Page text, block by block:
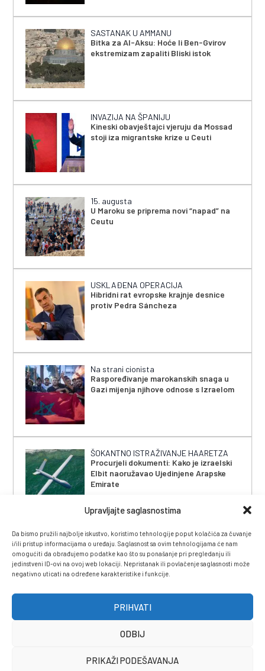
Upravljajte saglasnostima
Da bismo pružili najbolje iskustvo, koristimo tehnologije poput kolačića za čuvanje
i/ili pristup informacijama o uređaju. Saglasnost sa ovim tehnologijama će nam
omogućiti da obrađujemo podatke kao što su ponašanje pri pregledanju ili
jedinstveni ID-ovi na ovoj web lokaciji. Nepristanak ili povlačenje saglasnosti može
negativno uticati na određene karakteristike i funkcije.
PRIHVATI
ODBIJ
PRIKAŽI PODEŠAVANJA
SASTANAK U AMMANU
Bitka za Al-Aksu: Hoće li Ben-Gvirov
ekstremizam zapaliti Bliski istok
INVAZIJA NA ŠPANIJU
Kineski obavještajci vjeruju da Mossad
stoji iza migrantske krize u Ceuti
15. augusta
U Maroku se priprema novi “napad” na
Ceutu
USKLAĐENA OPERACIJA
Hibridni rat evropske krajnje desnice
protiv Pedra Sáncheza
Na strani cionista
Raspoređivanje marokanskih snaga u
Gazi mijenja njihove odnose s Izraelom
ŠOKANTNO ISTRAŽIVANJE HAARETZA
Procurjeli dokumenti: Kako je izraelski
Elbit naoružavao Ujedinjene Arapske
Emirate